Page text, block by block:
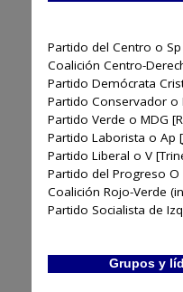
Partido del Centro o
Coalición Centro-
Partido Demócrata
Partido Conservador o
Partido Verde o MDG
Partido Laborista o Ap
Partido Liberal o V
Partido del Progreso O
Coalición Rojo-Verde
Partido Socialista de
Grupos y